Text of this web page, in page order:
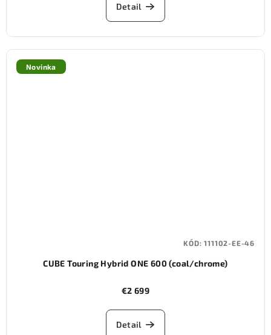
Detail
Novinka
CUBE Touring Hybrid ONE 600 (coal/chrome)
€2 699
Detail
KÓD:111102-EE-46